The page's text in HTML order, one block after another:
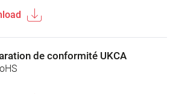
de conformité UKCA